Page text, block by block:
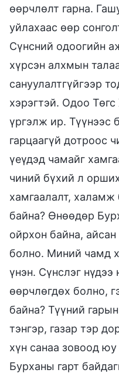
өөрчлөлт гарна.
уйлахаас өөр
Сүнсний одоогийн
хүрсэн алхмын
сануулалтгүйгээр
хэрэгтэй. Одоо
үргэлж ир. Түүнээс
гарцаагүй дотроос
үеүдэд чамайг
чиний бүхий л
хамгаалалт,
байна? Өнөөдөр
ойрхон байна,
болно. Миний чамд
үнэн. Сүнслэг нүдээ
өөрчлөгдөх болно,
байна? Түүний
тэнгэр, газар тэр
хүн санаа зовоод
Бурханы гарт